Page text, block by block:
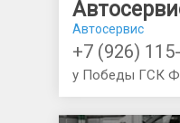
Автосервис
+7 (926)
у Победы ГСК